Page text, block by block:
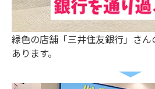
緑色の店舗「三井住友銀行」さ
あります。